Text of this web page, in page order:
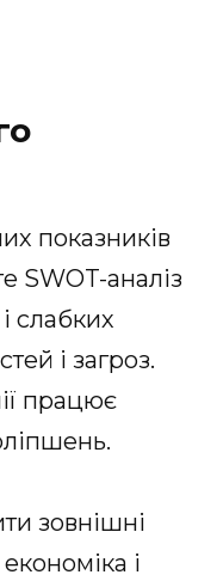
показників
SWOT-аналіз
слабких
і загроз.
працює
зовнішні
і